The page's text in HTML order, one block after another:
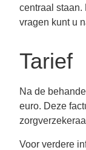
centraal
vragen kunt u
Tarief
Na de
euro. Deze
Voor verdere